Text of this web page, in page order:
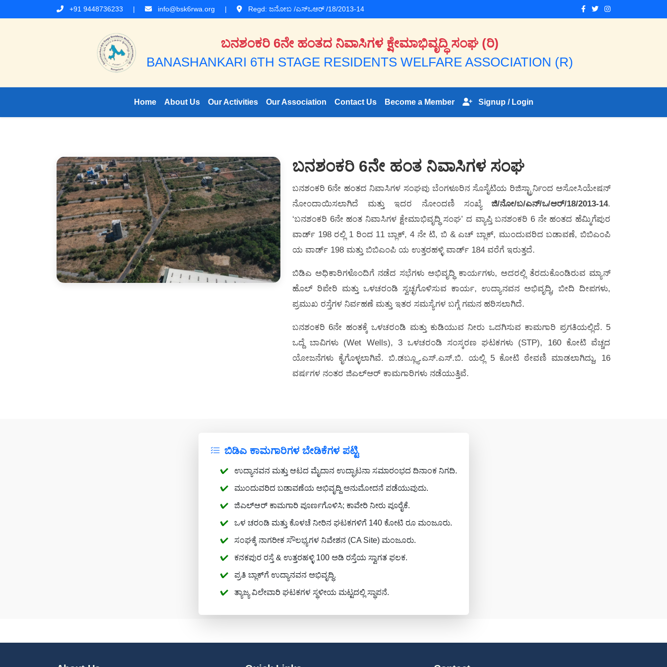
+91 9448736233 | info@bsk6rwa.org | Regd: ಜನೋಬ /ಎಸ್‌ಒಆರ್‌ /18/2013-14
ಬನಶಂಕರಿ 6ನೇ ಹಂತದ ನಿವಾಸಿಗಳ ಕ್ಷೇಮಾಭಿವೃದ್ಧಿ ಸಂಘ (ರಿ)
BANASHANKARI 6TH STAGE RESIDENTS WELFARE ASSOCIATION (R)
Home About Us Our Activities Our Association Contact Us Become a Member Signup / Login
ಬನಶಂಕರಿ 6ನೇ ಹಂತ ನಿವಾಸಿಗಳ ಸಂಘ
ಬನಶಂಕರಿ 6ನೇ ಹಂತದ ನಿವಾಸಿಗಳ ಸಂಘವು ಬೆಂಗಳೂರಿನ ಸೊಸೈಟಿಯ ರಿಜಿಸ್ಟ್ರಾರ್ನಿಂದ ಅಸೋಸಿಯೇಷನ್
​​ನೋಂದಾಯಿಸಲಾಗಿದೆ ಮತ್ತು ಇದರ ನೋಂದಣಿ ಸಂಖ್ಯೆ ಜಿ/ನೋ/ಬ/ಎನ್/ಒ/ಆರ್/18/2013-14.
‘ಬನಶಂಕರಿ 6ನೇ ಹಂತ ನಿವಾಸಿಗಳ ಕ್ಷೇಮಾಭಿವೃದ್ಧಿ ಸಂಘ’ ದ ವ್ಯಾಪ್ತಿ ಬನಶಂಕರಿ 6 ನೇ ಹಂತದ ಹೆಮ್ಮಿಗೆಪುರ
ವಾರ್ಡ್ 198 ರಲ್ಲಿ 1 ರಿಂದ 11 ಬ್ಲಾಕ್, 4 ನೇ ಟಿ, ಬಿ & ಎಚ್ ಬ್ಲಾಕ್, ಮುಂದುವರಿದ ಬಡಾವಣೆ, ಬಿಬಿಎಂಪಿ
ಯ ವಾರ್ಡ್ 198 ಮತ್ತು ಬಿಬಿಎಂಪಿ ಯ ಉತ್ತರಹಳ್ಳಿ ವಾರ್ಡ್ 184 ವರೆಗೆ ಇರುತ್ತದೆ.
ಬಿಡಿಎ ಅಧಿಕಾರಿಗಳೊಂದಿಗೆ ನಡೆದ ಸಭೆಗಳು ಅಭಿವೃದ್ಧಿ ಕಾರ್ಯಗಳು, ಅದರಲ್ಲಿ ತೆರದುಕೊಂಡಿರುವ ಮ್ಯಾನ್
ಹೊಲ್ ರಿಪೇರಿ ಮತ್ತು ಒಳಚರಂಡಿ ಸ್ವಚ್ಛಗೊಳಿಸುವ ಕಾರ್ಯ, ಉದ್ಯಾನವನ ಅಭಿವೃದ್ಧಿ, ಬೀದಿ ದೀಪಗಳು,
ಪ್ರಮುಖ ರಸ್ತೆಗಳ ನಿರ್ವಹಣೆ ಮತ್ತು ಇತರ ಸಮಸ್ಯೆಗಳ ಬಗ್ಗೆ ಗಮನ ಹರಿಸಲಾಗಿದೆ.
ಬನಶಂಕರಿ 6ನೇ ಹಂತಕ್ಕೆ ಒಳಚರಂಡಿ ಮತ್ತು ಕುಡಿಯುವ ನೀರು ಒದಗಿಸುವ ಕಾಮಗಾರಿ ಪ್ರಗತಿಯಲ್ಲಿದೆ. 5
ಒದ್ದೆ ಬಾವಿಗಳು (Wet Wells), 3 ಒಳಚರಂಡಿ ಸಂಸ್ಕರಣ ಘಟಕಗಳು (STP), 160 ಕೋಟಿ ವೆಚ್ಚದ
ಯೋಜನೆಗಳು ಕೈಗೊಳ್ಳಲಾಗಿವೆ. ಬಿ.ಡಬ್ಲ್ಯೂ.ಎಸ್.ಎಸ್.ಬಿ. ಯಲ್ಲಿ 5 ಕೋಟಿ ಠೇವಣಿ ಮಾಡಲಾಗಿದ್ದು, 16
ವರ್ಷಗಳ ನಂತರ ಜಿಎಲ್ಆರ್ ಕಾಮಗಾರಿಗಳು ನಡೆಯುತ್ತಿವೆ.
ಬಿಡಿಎ ಕಾಮಗಾರಿಗಳ ಬೇಡಿಕೆಗಳ ಪಟ್ಟಿ
ಉದ್ಯಾನವನ ಮತ್ತು ಆಟದ ಮೈದಾನ ಉದ್ಘಾಟನಾ ಸಮಾರಂಭದ ದಿನಾಂಕ ನಿಗದಿ.
ಮುಂದುವರಿದ ಬಡಾವಣೆಯ ಅಭಿವೃದ್ದಿ ಅನುಮೋದನೆ ಪಡೆಯುವುದು.
ಜಿಎಲ್ಆರ್ ಕಾಮಗಾರಿ ಪೂರ್ಣಗೊಳಿಸಿ; ಕಾವೇರಿ ನೀರು ಪೂರೈಕೆ.
ಒಳ ಚರಂಡಿ ಮತ್ತು ಕೊಳಚೆ ನೀರಿನ ಘಟಕಗಳಿಗೆ 140 ಕೋಟಿ ರೂ ಮಂಜೂರು.
ಸಂಘಕ್ಕೆ ನಾಗರೀಕ ಸೌಲಭ್ಯಗಳ ನಿವೇಶನ (CA Site) ಮಂಜೂರು.
ಕನಕಪುರ ರಸ್ತೆ & ಉತ್ತರಹಳ್ಳಿ 100 ಅಡಿ ರಸ್ತೆಯ ಸ್ವಾಗತ ಫಲಕ.
ಪ್ರತಿ ಬ್ಲಾಕ್‌ಗೆ ಉದ್ಯಾನವನ ಅಭಿವೃದ್ಧಿ.
ತ್ಯಾಜ್ಯ ವಿಲೇವಾರಿ ಘಟಕಗಳ ಸ್ಥಳೀಯ ಮಟ್ಟದಲ್ಲಿ ಸ್ಥಾಪನೆ.